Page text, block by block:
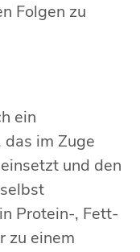
Folgen zu
ein
im Zuge
und den
Protein-, Fett-
zu einem